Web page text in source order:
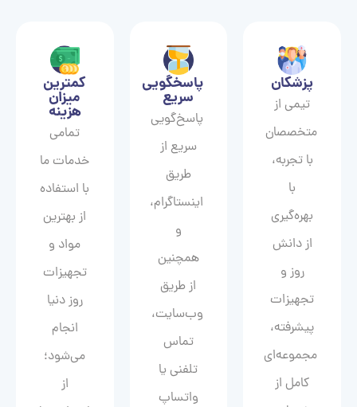
پزشکان
تیمی از
متخصصان
با تجربه،
با
بهره‌گیری
از دانش
روز و
تجهیزات
پیشرفته،
مجموعه‌ای
کامل از
پاسخگویی
سریع
پاسخ‌گویی
سریع از
طریق
اینستاگرام،
و
همچنین
از طریق
وب‌سایت،
تماس
تلفنی یا
واتساپ
کمترین
میزان
هزینه
تمامی
خدمات ما
با استفاده
از بهترین
مواد و
تجهیزات
روز دنیا
انجام
می‌شود؛
از